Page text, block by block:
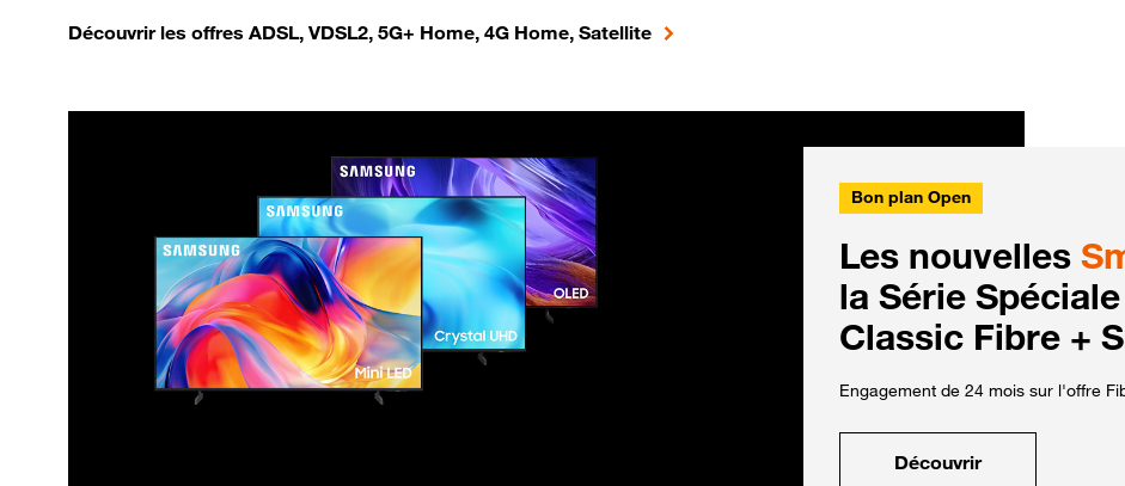
Découvrir les offres ADSL, VDSL2, 5G+ Home, 4G Home, Satellite
Bon plan Open
Les nouvelles
la Série
Classic Fibre +
Engagement de 24 mois sur l'offre
Découvrir